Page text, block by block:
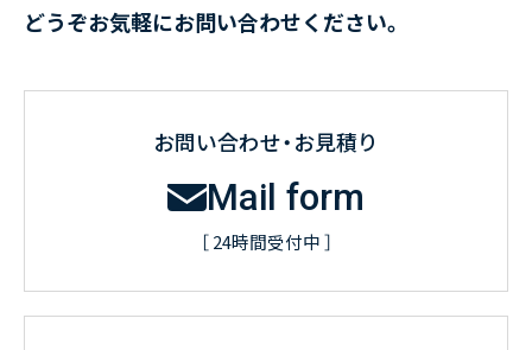
どうぞお気軽にお問い合わせください。
お問い合わせ・お見積り
Mail form
［ 24時間受付中 ］